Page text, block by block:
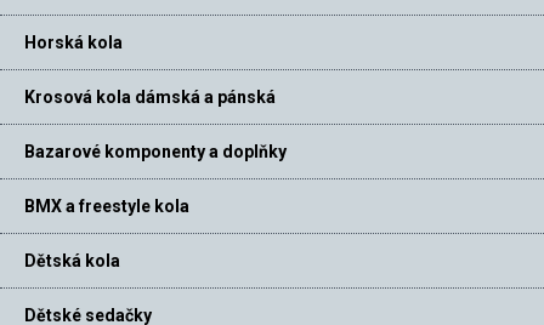
Horská kola
Krosová kola dámská a pánská
Bazarové komponenty a doplňky
BMX a freestyle kola
Dětská kola
Dětské sedačky